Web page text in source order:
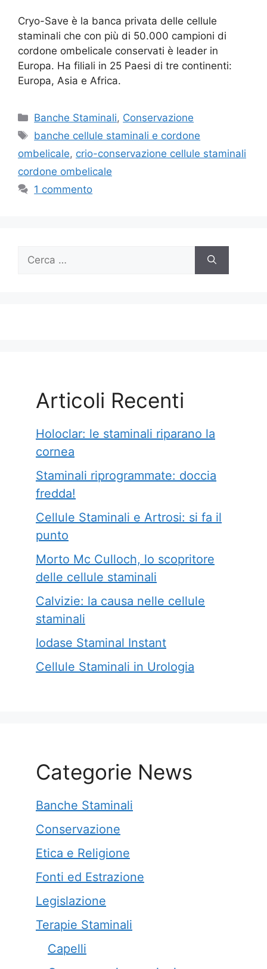
Cryo-Save è la banca privata delle cellule
staminali che con più di 50.000 campioni di
cordone ombelicale conservati è leader in
Europa. Ha filiali in 25 Paesi di tre continenti:
Europa, Asia e Africa.
Categorie
Banche Staminali, Conservazione
Tag
banche cellule staminali e cordone
ombelicale, crio-conservazione cellule staminali
cordone ombelicale
1 commento
per:
Articoli Recenti
Holoclar: le staminali riparano la
cornea
Staminali riprogrammate: doccia
fredda!
Cellule Staminali e Artrosi: si fa il
punto
Morto Mc Culloch, lo scopritore
delle cellule staminali
Calvizie: la causa nelle cellule
staminali
Iodase Staminal Instant
Cellule Staminali in Urologia
Categorie News
Banche Staminali
Conservazione
Etica e Religione
Fonti ed Estrazione
Legislazione
Terapie Staminali
Capelli